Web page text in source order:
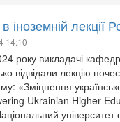
іноземній лекції
14:10
року викладачі
відвідали лекцію
«Зміцнення
Ukrainian Higher